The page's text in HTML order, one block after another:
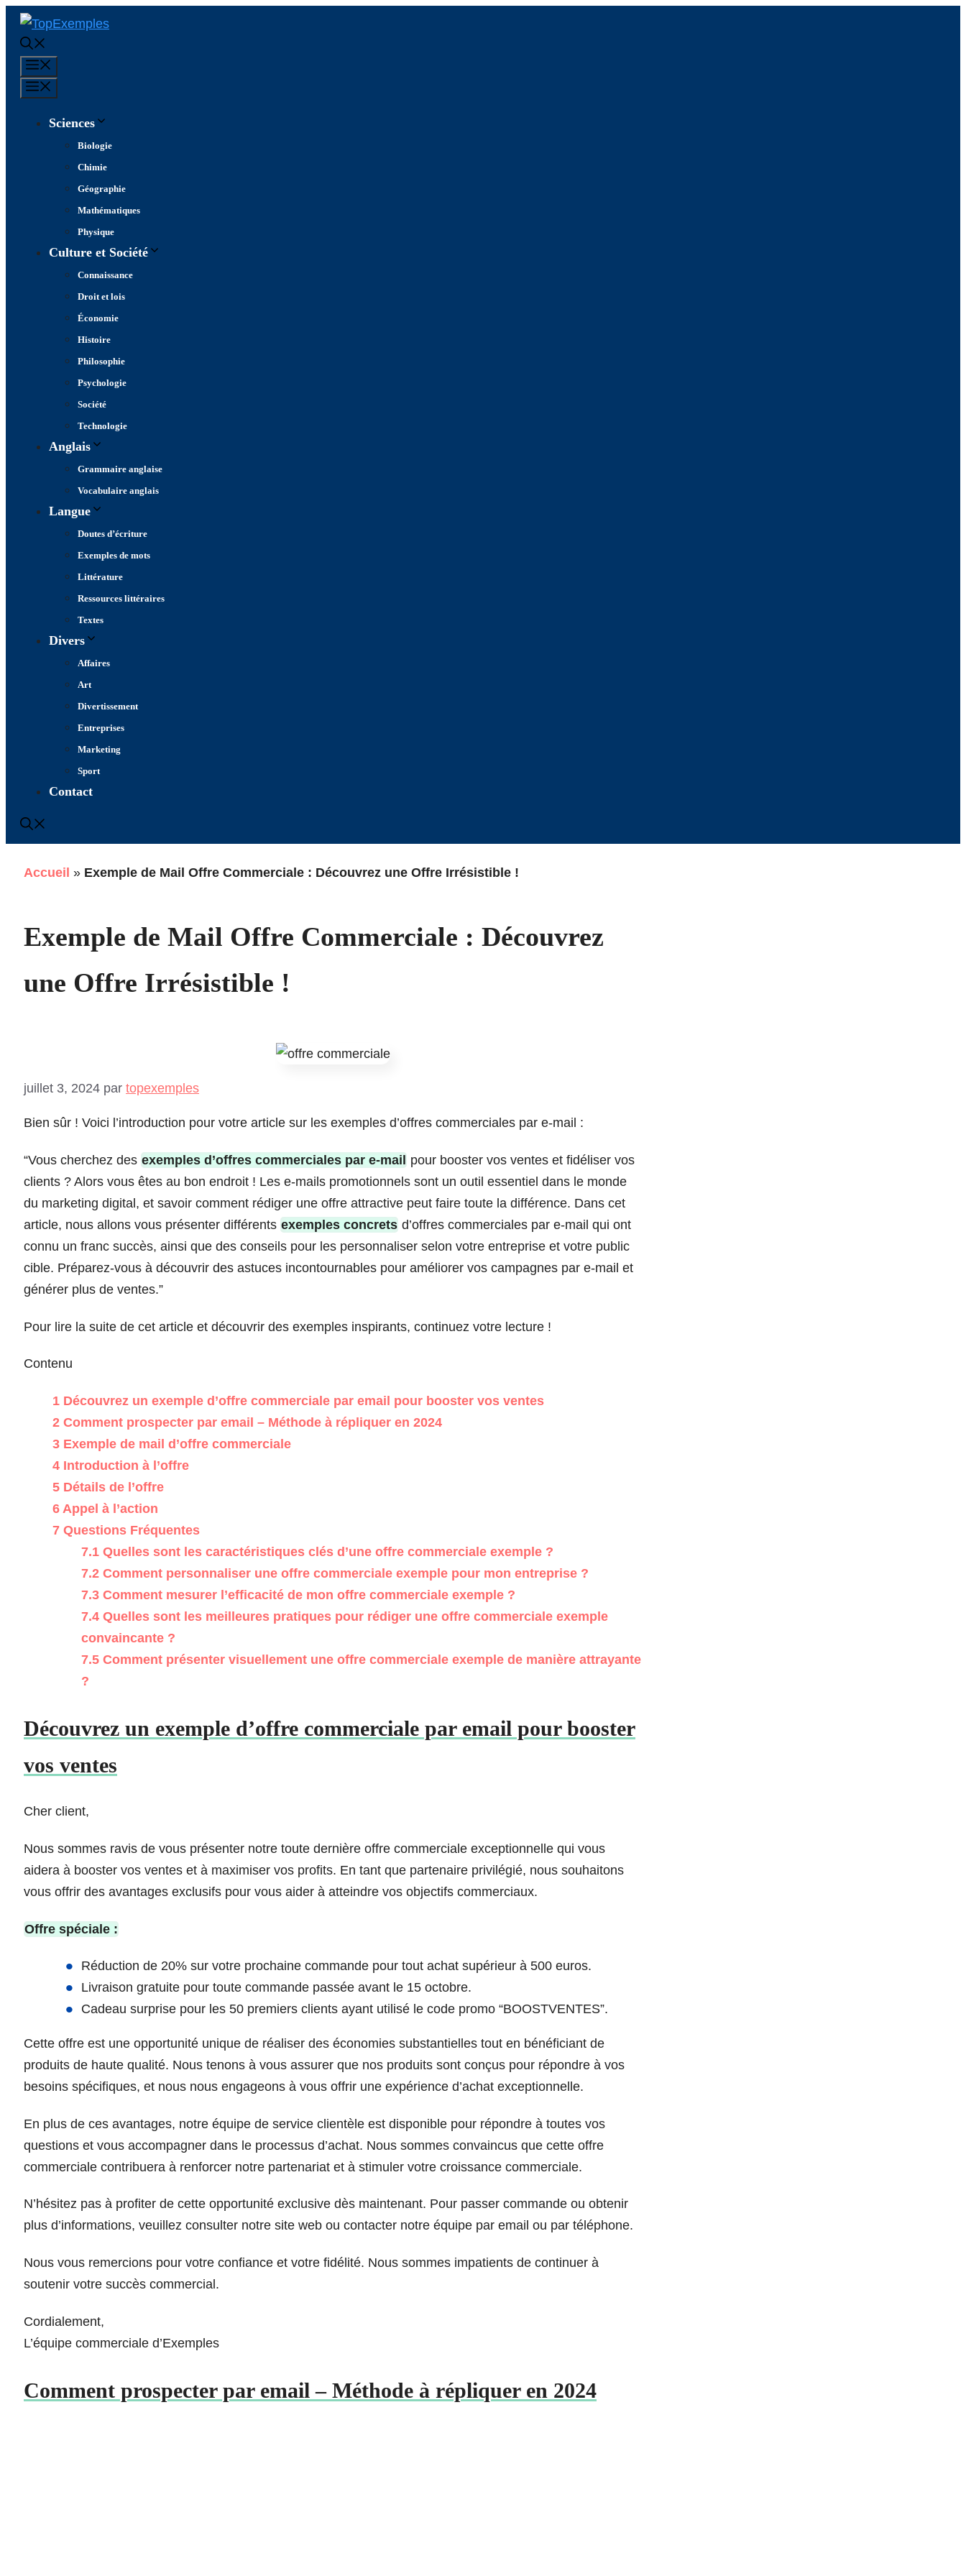
Aller
contenu
Sciences
Biologie
Chimie
Géographie
Mathématiques
Physique
Culture et Société
Connaissance
Droit et lois
Économie
Histoire
Philosophie
Psychologie
Société
Technologie
Anglais
Grammaire anglaise
Vocabulaire anglais
Langue
Doutes d’écriture
Exemples de mots
Littérature
Ressources littéraires
Textes
Divers
Affaires
Art
Divertissement
Entreprises
Marketing
Sport
Contact
Accueil » Exemple de Mail Offre Commerciale : Découvrez une Offre Irrésistible !
Exemple de Mail Offre Commerciale : Découvrez
une Offre Irrésistible !
juillet 3, 2024 par topexemples
Bien sûr ! Voici l’introduction pour votre article sur les exemples d’offres commerciales par e-mail :
“Vous cherchez des exemples d’offres commerciales par e-mail pour booster vos ventes et fidéliser vos
clients ? Alors vous êtes au bon endroit ! Les e-mails promotionnels sont un outil essentiel dans le monde
du marketing digital, et savoir comment rédiger une offre attractive peut faire toute la différence. Dans cet
article, nous allons vous présenter différents exemples concrets d’offres commerciales par e-mail qui ont
connu un franc succès, ainsi que des conseils pour les personnaliser selon votre entreprise et votre public
cible. Préparez-vous à découvrir des astuces incontournables pour améliorer vos campagnes par e-mail et
générer plus de ventes.”
Pour lire la suite de cet article et découvrir des exemples inspirants, continuez votre lecture !
Contenu
1 Découvrez un exemple d’offre commerciale par email pour booster vos ventes
2 Comment prospecter par email – Méthode à répliquer en 2024
3 Exemple de mail d’offre commerciale
4 Introduction à l’offre
5 Détails de l’offre
6 Appel à l’action
7 Questions Fréquentes
7.1 Quelles sont les caractéristiques clés d’une offre commerciale exemple ?
7.2 Comment personnaliser une offre commerciale exemple pour mon entreprise ?
7.3 Comment mesurer l’efficacité de mon offre commerciale exemple ?
7.4 Quelles sont les meilleures pratiques pour rédiger une offre commerciale exemple
convaincante ?
7.5 Comment présenter visuellement une offre commerciale exemple de manière attrayante
?
Découvrez un exemple d’offre commerciale par email pour booster
vos ventes
Cher client,
Nous sommes ravis de vous présenter notre toute dernière offre commerciale exceptionnelle qui vous
aidera à booster vos ventes et à maximiser vos profits. En tant que partenaire privilégié, nous souhaitons
vous offrir des avantages exclusifs pour vous aider à atteindre vos objectifs commerciaux.
Offre spéciale :
Réduction de 20% sur votre prochaine commande pour tout achat supérieur à 500 euros.
Livraison gratuite pour toute commande passée avant le 15 octobre.
Cadeau surprise pour les 50 premiers clients ayant utilisé le code promo “BOOSTVENTES”.
Cette offre est une opportunité unique de réaliser des économies substantielles tout en bénéficiant de
produits de haute qualité. Nous tenons à vous assurer que nos produits sont conçus pour répondre à vos
besoins spécifiques, et nous nous engageons à vous offrir une expérience d’achat exceptionnelle.
En plus de ces avantages, notre équipe de service clientèle est disponible pour répondre à toutes vos
questions et vous accompagner dans le processus d’achat. Nous sommes convaincus que cette offre
commerciale contribuera à renforcer notre partenariat et à stimuler votre croissance commerciale.
N’hésitez pas à profiter de cette opportunité exclusive dès maintenant. Pour passer commande ou obtenir
plus d’informations, veuillez consulter notre site web ou contacter notre équipe par email ou par téléphone.
Nous vous remercions pour votre confiance et votre fidélité. Nous sommes impatients de continuer à
soutenir votre succès commercial.
Cordialement,
L’équipe commerciale d’Exemples
Comment prospecter par email – Méthode à répliquer en 2024